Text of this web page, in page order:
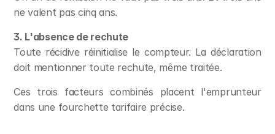
ne valent pas cinq ans.
3. L'absence de rechute
Toute récidive réinitialise le compteur. La déclaration
doit mentionner toute rechute, même traitée.
Ces trois facteurs combinés placent l'emprunteur
dans une fourchette tarifaire précise.